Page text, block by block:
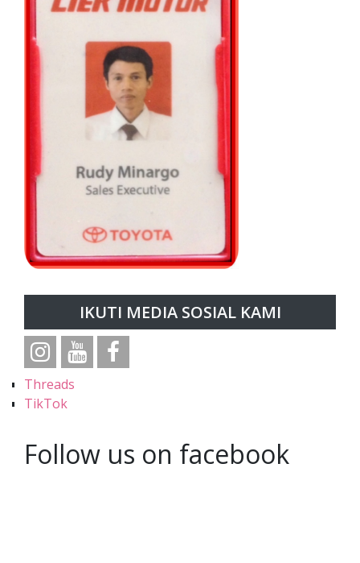
IKUTI MEDIA SOSIAL KAMI
Threads
TikTok
Follow us on facebook